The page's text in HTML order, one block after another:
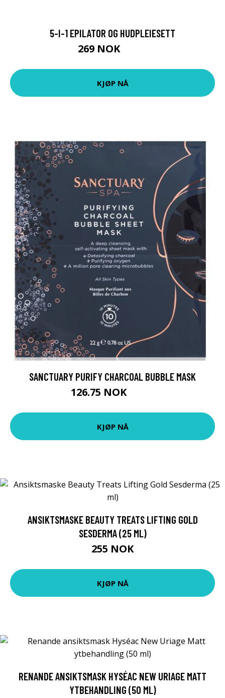
5-I-1 EPILATOR OG HUDPLEIESETT
269 NOK
KJØP NÅ
SANCTUARY PURIFY CHARCOAL BUBBLE MASK
126.75 NOK
KJØP NÅ
ANSIKTSMASKE BEAUTY TREATS LIFTING GOLD
SESDERMA (25 ML)
255 NOK
KJØP NÅ
RENANDE ANSIKTSMASK HYSÉAC NEW URIAGE MATT
YTBEHANDLING (50 ML)